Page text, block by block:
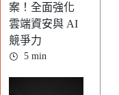
案！全面強化
雲端資安與 AI
競爭力
5 min